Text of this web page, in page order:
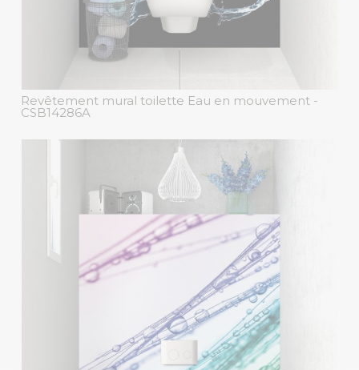
Revêtement mural toilette Eau en mouvement -
CSB14286A